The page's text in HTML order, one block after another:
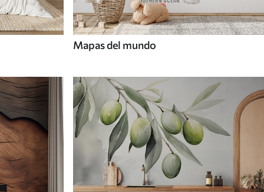
Mapas del mundo